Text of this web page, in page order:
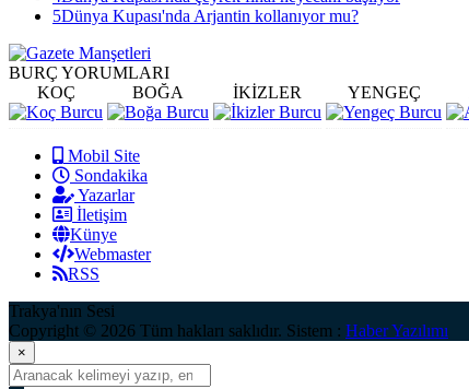
5Dünya Kupası'nda Arjantin kollanıyor mu?
BURÇ YORUMLARI
KOÇ
BOĞA İKİZLER YENGEÇ
Mobil Site
Sondakika
Yazarlar
İletişim
Künye
Webmaster
RSS
Trakya'nın Sesi
Copyright © 2026 Tüm hakları saklıdır. Sistem : Haber Yazılımı
×